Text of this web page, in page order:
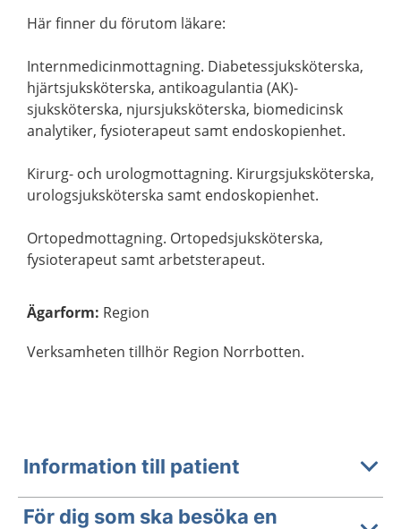
Här finner du förutom läkare:
Internmedicinmottagning. Diabetessjuksköterska,
hjärtsjuksköterska, antikoagulantia (AK)-
sjuksköterska, njursjuksköterska, biomedicinsk
analytiker, fysioterapeut samt endoskopienhet.
Kirurg- och urologmottagning. Kirurgsjuksköterska,
urologsjuksköterska samt endoskopienhet.
Ortopedmottagning. Ortopedsjuksköterska,
fysioterapeut samt arbetsterapeut.
Ägarform: Region
Verksamheten tillhör Region Norrbotten.
Information till patient
För dig som ska besöka en